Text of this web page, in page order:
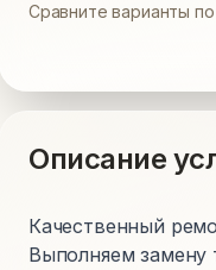
Сравните варианты
Описание
Качественный
Выполняем замену